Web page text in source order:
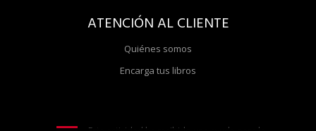
ATENCIÓN AL CLIENTE
Quiénes somos
Encarga tus libros